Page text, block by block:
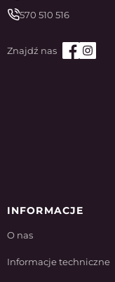
570 510 516
INFORMACJE
O nas
Informacje techniczne